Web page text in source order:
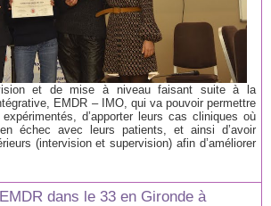
et de mise à niveau faisant suite à la
EMDR – IMO, qui va pouvoir permettre
d’apporter leurs cas cliniques où
échec avec leurs patients, et ainsi d’avoir
(intervision et supervision) afin d’améliorer
dans le 33 en Gironde à